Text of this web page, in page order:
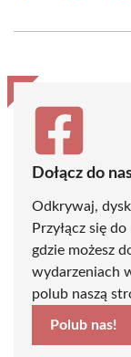
(Twitter)
Dołącz do
Odkrywaj,
Przyłącz się
gdzie możesz
wydarzeniach
polub naszą
Polub nas!